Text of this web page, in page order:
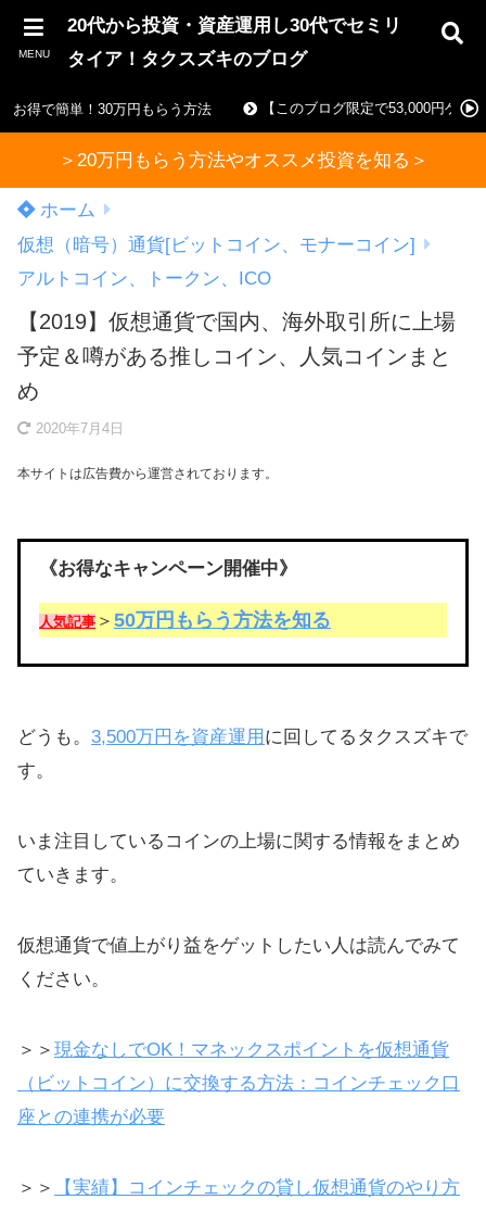
MENU
20代から投資・資産運用し30代でセミリ
タイア！タクスズキのブログ
お得で簡単！30万円もらう方法 【このブログ限定で53,000円ゲッ
＞20万円もらう方法やオススメ投資を知る＞
ホーム
仮想（暗号）通貨[ビットコイン、モナーコイン]
アルトコイン、トークン、ICO
【2019】仮想通貨で国内、海外取引所に上場
予定＆噂がある推しコイン、人気コインまと
め
2020年7月4日
本サイトは広告費から運営されております。
《お得なキャンペーン開催中》
人気記事 ＞ 50万円もらう方法を知る
どうも。 3,500万円を資産運用 に回してるタクスズキで
す。
いま注目しているコインの上場に関する情報をまとめ
ていきます。
仮想通貨で値上がり益をゲットしたい人は読んでみて
ください。
＞＞ 現金なしでOK！マネックスポイントを仮想通貨
（ビットコイン）に交換する方法：コインチェック口
座との連携が必要
＞＞
【実績】コインチェックの貸し仮想通貨のやり方